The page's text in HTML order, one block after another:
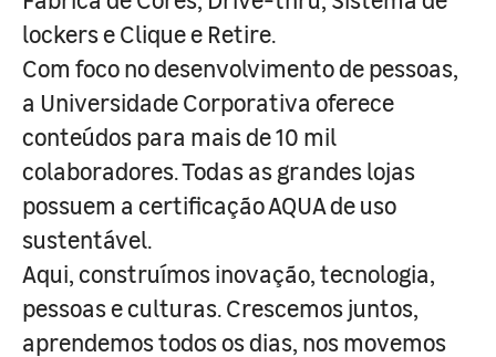
lockers e Clique e Retire.
Com foco no desenvolvimento de pessoas,
a Universidade Corporativa oferece
conteúdos para mais de 10 mil
colaboradores. Todas as grandes lojas
possuem a certificação AQUA de uso
sustentável.
Aqui, construímos inovação, tecnologia,
pessoas e culturas. Crescemos juntos,
aprendemos todos os dias, nos movemos